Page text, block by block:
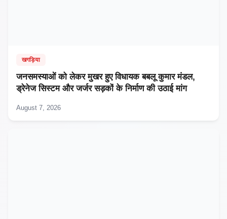
खगड़िया
जनसमस्याओं को लेकर मुखर हुए विधायक बबलू कुमार मंडल,
ड्रेनेज सिस्टम और जर्जर सड़कों के निर्माण की उठाई मांग
August 7, 2026